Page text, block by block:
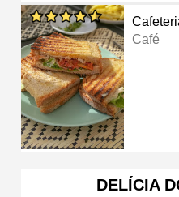
Café
DELÍCIA